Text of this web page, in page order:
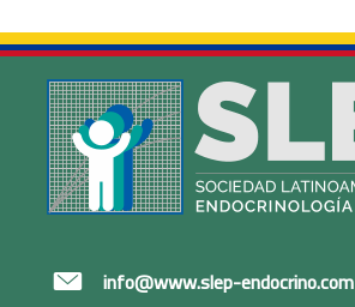
info@www.slep-endocrino.com